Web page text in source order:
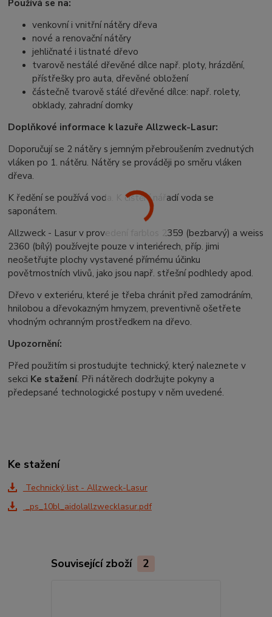
Používá se na:
venkovní i vnitřní nátěry dřeva
nové a renovační nátěry
jehličnaté i listnaté dřevo
tvarově nestálé dřevěné dílce např. ploty, hrázdění,
přístřešky pro auta, dřevěné obložení
částečně tvarově stálé dřevěné dílce: např. rolety,
obklady, zahradní domky
Doplňkové informace k lazuře Allzweck-Lasur:
Doporučují se 2 nátěry s jemným přebroušením zvednutých
vláken po 1. nátěru. Nátěry se prováději po směru vláken
dřeva.
K ředění se používá voda. K čištění nářadí voda se
saponátem.
Allzweck - Lasur v provedení farblos 2359 (bezbarvý) a weiss
2360 (bílý) používejte pouze v interiérech, příp. jimi
neošetřujte plochy vystavené přímému účinku
povětrnostních vlivů, jako jsou např. střešní podhledy apod.
Dřevo v exteriéru, které je třeba chránit před zamodráním,
hnilobou a dřevokazným hmyzem, preventivně ošetřete
vhodným ochranným prostředkem na dřevo.
Upozornění:
Před použitím si prostudujte technický, který naleznete v
sekci Ke stažení. Při nátěrech dodržujte pokyny a
předepsané technologické postupy v něm uvedené.
Ke stažení
Technický list - Allzweck-Lasur
_ps_10bl_aidolallzwecklasur.pdf
Související zboží 2